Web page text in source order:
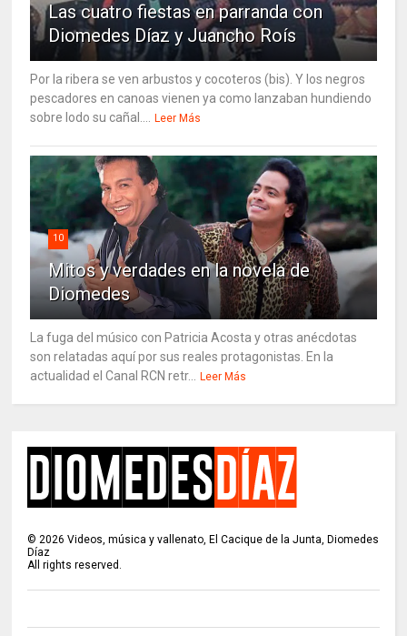
Las cuatro fiestas en parranda con
Diomedes Díaz y Juancho Roís
Por la ribera se ven arbustos y cocoteros (bis). Y los negros
pescadores en canoas vienen ya como lanzaban hundiendo
sobre lodo su cañal....
Leer Más
10
Mitos y verdades en la novela de
Diomedes
La fuga del músico con Patricia Acosta y otras anécdotas
son relatadas aquí por sus reales protagonistas. En la
actualidad el Canal RCN retr...
Leer Más
©2026 Videos, música y vallenato, El Cacique de la Junta, Diomedes
Díaz
All rights reserved.